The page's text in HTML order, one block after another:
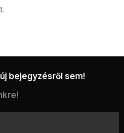
bejegyzésről sem!